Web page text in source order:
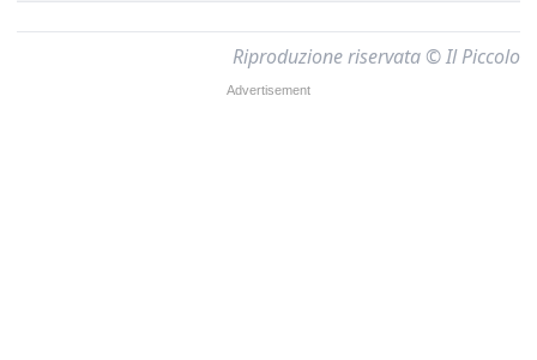
Riproduzione riservata © Il Piccolo